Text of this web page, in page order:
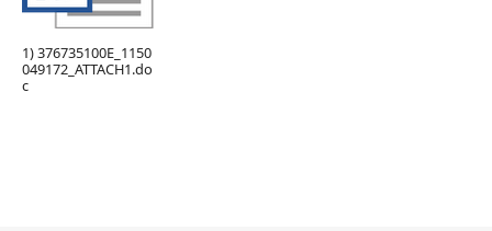
1) 376735100E_1150
049172_ATTACH1.do
c